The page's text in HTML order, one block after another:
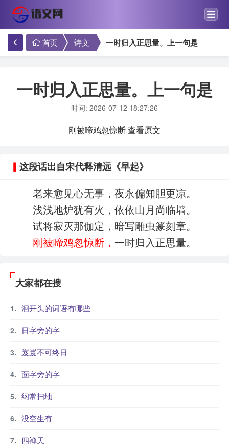
首页 诗文 一时归入正思量。上一句是
一时归入正思量。上一句是
时间: 2026-07-12 18:27:26
刚被啼鸡忽惊断查看原文
这段话出自宋代释清远《早起》
老来愈见心无事，夜永偏知胆更凉。
浅浅地炉犹有火，依依山月尚临墙。
试将寂灭那伽定，暗写雕虫篆刻章。
刚被啼鸡忽惊断， 一时归入正思量。
大家都在搜
洄开头的词语有哪些
日字旁的字
岌岌不可终日
靣字旁的字
纲常扫地
没空生有
四禅天